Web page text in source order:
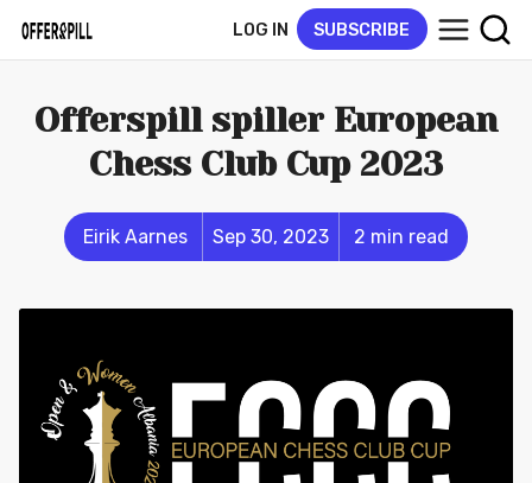
LOG IN SUBSCRIBE
Offerspill spiller European
Chess Club Cup 2023
Eirik Aarnes Sep 30, 2023 2 min read